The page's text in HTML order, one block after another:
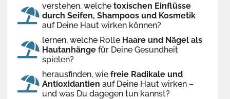
verstehen, welche toxischen Einflüsse
durch Seifen, Shampoos und Kosmetik
auf Deine Haut wirken können?
lernen, welche Rolle Haare und Nägel als
Hautanhängefür Deine Gesundheit
spielen?
herausfinden, wie freie Radikale und
Antioxidantien auf Deine Haut wirken –
und was Du dagegen tun kannst?